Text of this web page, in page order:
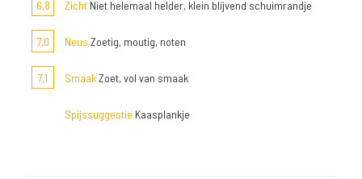
6,8
Zicht Niet helemaal helder, klein blijvend schuimrandje
7,0 Neus Zoetig, moutig, noten
7,1 SmaakZoet, vol van smaak
Spijssuggestie Kaasplankje